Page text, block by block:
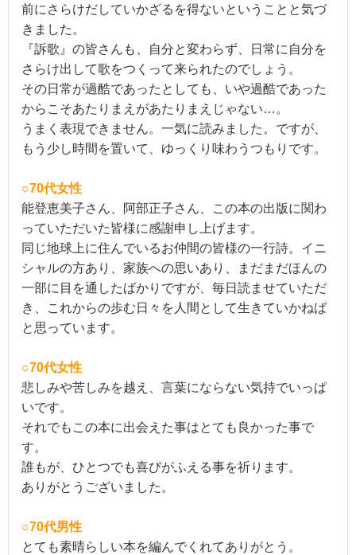
前にさらけだしていかざるを得ないということ と気づ
きました。
『訴歌』の皆さんも、自分と変わらず、日常に自分を
さらけ出して歌をつくって来られたのでしょう。
その日常が過酷であったとしても、いや過酷であった
からこそあたりまえがあたりまえじゃない…。
うまく表現できません。一気に読みました。ですが、
もう少し時間を置いて、ゆっくり味わ うつもりです。
○70代女性
能登恵美子さん、
阿部正子さん、この本の出版に関わ
っていただいた皆様に感謝申し上げます。
同じ地球上に住んでいるお仲間の皆様の一行詩。イニ
シャルの方あ り、家族への思いあり、まだまだほんの
一部に目を通したばかりですが、毎日読ませていただ
き、これからの歩む日々を人間として生きていかねば
と思っています。
○70代女性
悲しみや苦しみを越え、言葉にならない気持でいっぱ
いです。
それでもこの本に出会えた事はとても良かった事で
す。
誰もが、ひとつでも喜びがふえる事を祈ります。
ありがとうございました。
○70代男性
とても素晴らしい本を編んでくれてありがとう。